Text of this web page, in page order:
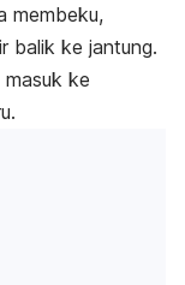
membeku,
balik ke jantung.
masuk ke